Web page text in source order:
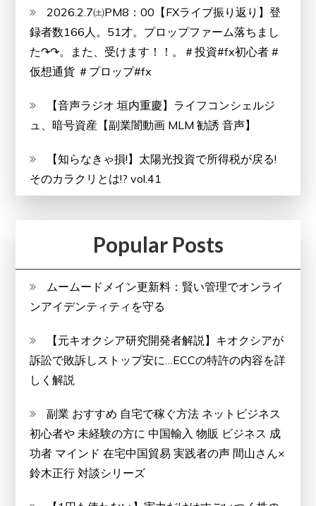
が
と
う
え
る
2026.2.7㈯PM8：00【FXライブ振り返り】登
録者数166人。51才。プロップファーム落ちまし
た↷↷。また、受けます！！。＃投資#fx初心者 #
仮想通貨 ＃プロップ#fx
【音声ラジオ 垣内重慶】ライフコンシェルジ
ュ、暗号資産【副業闇動画 MLM 勧誘 音声】
【知らなきゃ損!】太陽光投資で所得税が戻る!
そのカラクリとは!? vol.41
Popular Posts
ムームードメイン更新料：賢い管理でオンライ
ンアイデンティティを守る
【元キオクシア研究開発者解説】キオクシアが
訴訟で敗訴しストップ安に…ECCの特許の内容を詳
しく解説
副業 おすすめ 自宅で稼ぐ方法 ネットビジネス
初心者や 未経験の方に 中国輸入 物販 ビジネス 成
功者 マインド 在宅中国貿易 実践者の声 間山さん×
鈴木正行 対談シリーズ